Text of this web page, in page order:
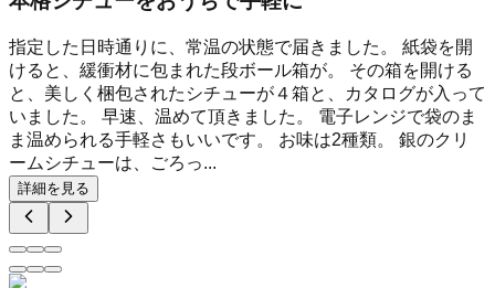
指定した日時通りに、常温の状態で届きました。 紙袋を開
けると、緩衝材に包まれた段ボール箱が。 その箱を開ける
と、美しく梱包されたシチューが４箱と、カタログが入って
いました。 早速、温めて頂きました。 電子レンジで袋のま
ま温められる手軽さもいいです。 お味は2種類。 銀のクリ
ームシチューは、ごろっ...
詳細を見る